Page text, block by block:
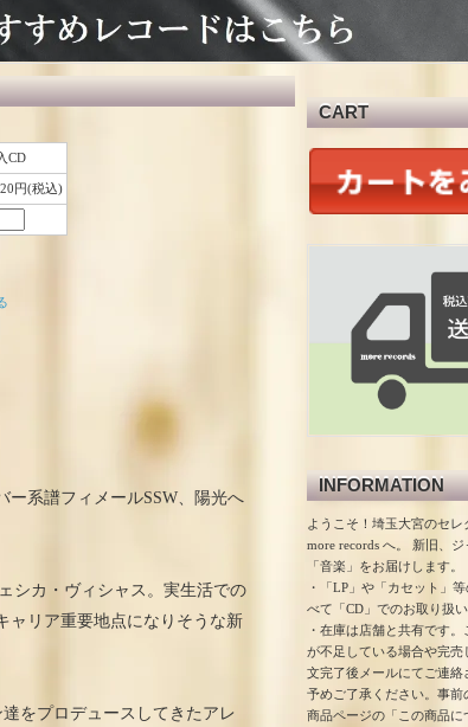
CD
円(税込)
ー系譜フィメールSSW、陽光へ
シカ・ヴィシャス。実生活での
ャリア重要地点になりそうな新
をプロデュースしてきたアレ
CART
INFORMATION
ようこそ！埼玉大宮のセレ
more records へ。 新旧、
「音楽」をお届けします。
・「LP」や「カセット」
べて「CD」でのお取り扱い
・在庫は店舗と共有です
が不足している場合や完
文完了後メールにてご連絡
予めご了承ください。事
商品ページの「この商品に